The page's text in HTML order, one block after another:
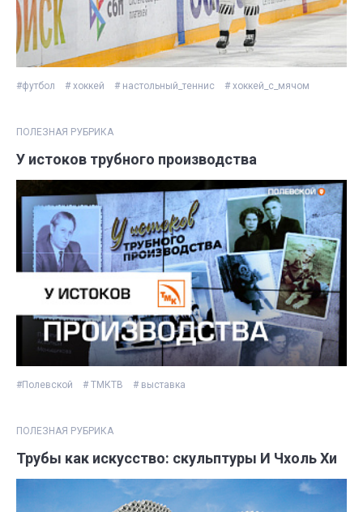
#футбол # хоккей # настольный_теннис # хоккей_с_мячом
ПОЛЕЗНАЯ РУБРИКА
У истоков трубного производства
#Полевской # ТМКТВ # выставка
ПОЛЕЗНАЯ РУБРИКА
Трубы как искусство: скульптуры И Чхоль Хи